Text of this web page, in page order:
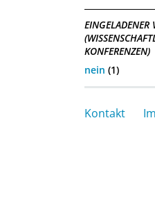
EINGELADENER
KONFERENZEN)
nein (1)
Kontakt